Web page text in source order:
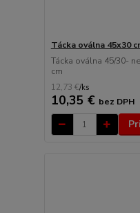
Tácka oválna 45x30
Tácka oválna 45/30-
cm
12,73 €/ks
10,35 € bez DPH